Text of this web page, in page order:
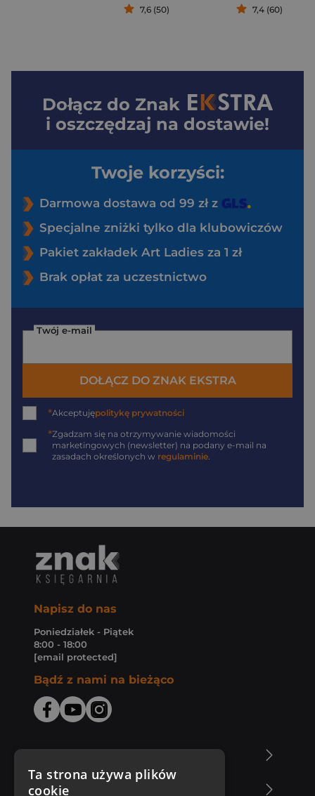
7,6 (50) 7,4 (60)
Dołącz do Znak
i oszczędzaj na dostawie!
Twoje korzyści:
Darmowa dostawa od 99 zł z
Specjalne zniżki tylko dla klubowiczów
Pakiet zakładek Art Ladies za 1 zł
Brak opłat za uczestnictwo
Twój e-mail
DOŁĄCZ DO ZNAK EKSTRA
*Akceptujępolitykę prywatności
*Zgadzam się na otrzymywanie wiadomości
marketingowych (newsletter) na podany e-mail na
zasadach określonych w regulaminie
Napisz do nas
Poniedziałek - Piątek
8:00 - 18:00
[email protected]
Bądź z nami na bieżąco
Zakupy u nas
Ta strona używa plików
cookie